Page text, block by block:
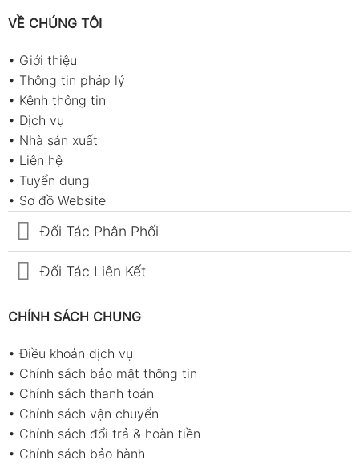
VỀ CHÚNG TÔI
• Giới thiệu
• Thông tin pháp lý
• Kênh thông tin
• Dịch vụ
• Nhà sản xuất
• Liên hệ
• Tuyển dụng
• Sơ đồ Website
Đối Tác Phân Phối
Đối Tác Liên Kết
CHÍNH SÁCH CHUNG
•Điều khoản dịch vụ
• Chính sách bảo mật thông tin
• Chính sách thanh toán
• Chính sách vận chuyển
• Chính sách đổi trả & hoàn tiền
• Chính sách bảo hành